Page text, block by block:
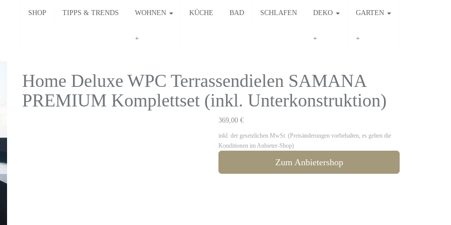
SHOP TIPPS & TRENDS WOHNEN KÜCHE BAD SCHLAFEN DEKO GARTEN
Home Deluxe WPC Terrassendielen SAMANA
PREMIUM Komplettset (inkl. Unterkonstruktion)
369,00 €
inkl. der gesetzlichen MwSt. (Preisänderungen vorbehalten, es gelten die
Konditionen im Anbieter-Shop)
Zum Anbietershop